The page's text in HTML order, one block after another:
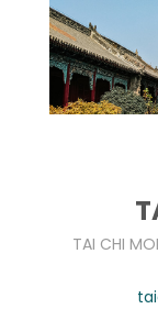
TAI CHI